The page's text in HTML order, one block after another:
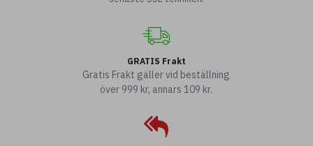
GRATIS Frakt
Gratis Frakt gäller vid beställning
över 999 kr, annars 109 kr.